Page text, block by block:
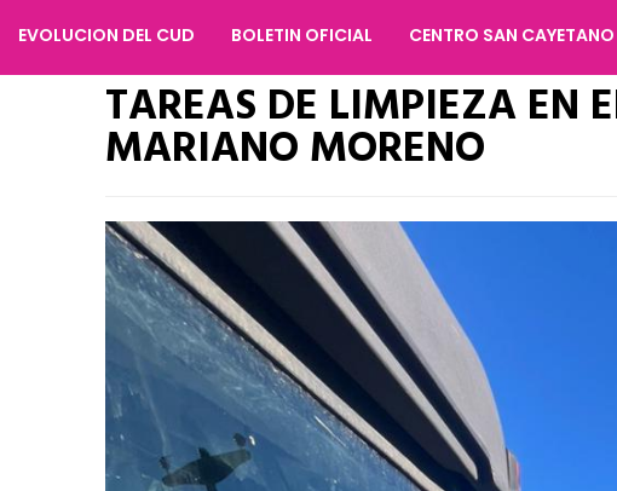
EVOLUCION DEL CUD BOLETIN OFICIAL CENTRO SAN CAYETANO
TAREAS DE LIMPIEZA EN
MARIANO MORENO